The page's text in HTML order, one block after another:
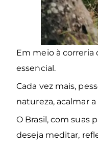
Em meio à
essencial.
Cada vez mais,
natureza, acalmar
O Brasil, com suas
deseja meditar,